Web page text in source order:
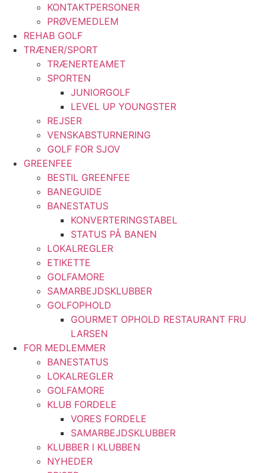
KONTAKTPERSONER
PRØVEMEDLEM
REHAB GOLF
TRÆNER/SPORT
TRÆNERTEAMET
SPORTEN
JUNIORGOLF
LEVEL UP YOUNGSTER
REJSER
VENSKABSTURNERING
GOLF FOR SJOV
GREENFEE
BESTIL GREENFEE
BANEGUIDE
BANESTATUS
KONVERTERINGSTABEL
STATUS PÅ BANEN
LOKALREGLER
ETIKETTE
GOLFAMORE
SAMARBEJDSKLUBBER
GOLFOPHOLD
GOURMET OPHOLD RESTAURANT FRU
LARSEN
FOR MEDLEMMER
BANESTATUS
LOKALREGLER
GOLFAMORE
KLUB FORDELE
VORES FORDELE
SAMARBEJDSKLUBBER
KLUBBER I KLUBBEN
NYHEDER